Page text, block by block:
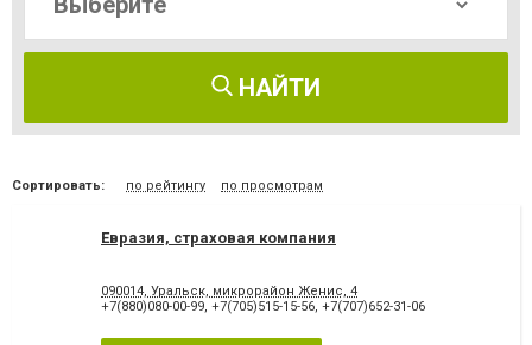
НАЙТИ
Сортировать: по рейтингу по просмотрам
Евразия, страховая компания
090014, Уральск, микрорайон Женис, 4
+7(880)080-00-99, +7(705)515-15-56, +7(707)652-31-06